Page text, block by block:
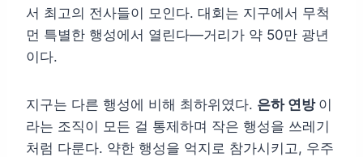
서 최고의 전사들이 모인다. 대회는 지구에서 무척
먼 특별한 행성에서 열린다—거리가 약 50만 광년
이다.
지구는 다른 행성에 비해 최하위였다. 은하 연방 이
라는 조직이 모든 걸 통제하며 작은 행성을 쓰레기
처럼 다룬다. 약한 행성을 억지로 참가시키고, 우주